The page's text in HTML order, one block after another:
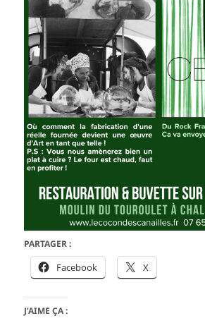
PARTAGER :
Facebook X
J’AIME ÇA :